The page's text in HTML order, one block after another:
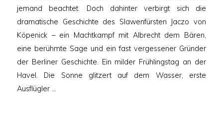
jemand beachtet. Doch dahinter verbirgt sich die
dramatische Geschichte des Slawenfürsten Jaczo von
Köpenick – ein Machtkampf mit Albrecht dem Bären,
eine berühmte Sage und ein fast vergessener Gründer
der Berliner Geschichte. Ein milder Frühlingstag an der
Havel. Die Sonne glitzert auf dem Wasser, erste
Ausflügler …